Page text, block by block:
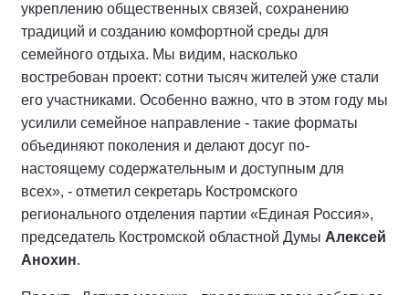
укреплению общественных связей, сохранению
традиций и созданию комфортной среды для
семейного отдыха. Мы видим, насколько
востребован проект: сотни тысяч жителей уже стали
его участниками. Особенно важно, что в этом году мы
усилили семейное направление - такие форматы
объединяют поколения и делают досуг по-
настоящему содержательным и доступным для
всех», - отметил секретарь Костромского
регионального отделения партии «Единая Россия»,
председатель Костромской областной Думы Алексей
Анохин.